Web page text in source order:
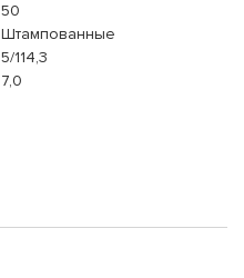
50
Штампованные
5/114,3
7,0